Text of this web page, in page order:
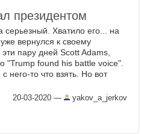
президентом
Хватило его... на
вернулся к своему
пару дней Scott Adams,
"Trump found his battle voice".
него-то что взять. Но вот
20-03-2020 — yakov_a_jerkov